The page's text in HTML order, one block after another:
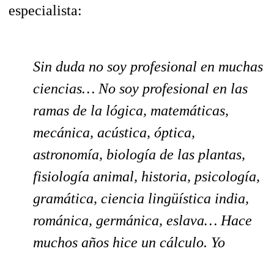
especialista:
Sin duda no soy profesional en muchas
ciencias… No soy profesional en las
ramas de la lógica, matemáticas,
mecánica, acústica, óptica,
astronomía, biología de las plantas,
fisiología animal, historia, psicología,
gramática, ciencia lingüística india,
románica, germánica, eslava… Hace
muchos años hice un cálculo. Yo